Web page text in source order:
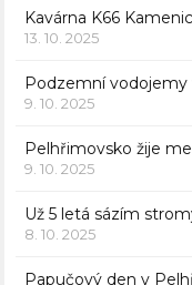
Kavárna K66
13. 10. 2025
Podzemní vodojemy
9. 10. 2025
Pelhřimovsko žije
9. 10. 2025
Už 5 letá sázím
8. 10. 2025
Papučový den v